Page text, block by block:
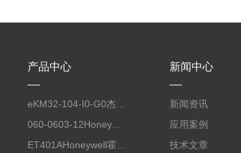
产品中心 新闻中心
新闻资讯
应用案例
技术文章